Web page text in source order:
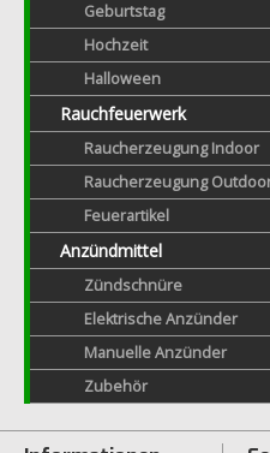
Geburtstag
Hochzeit
Halloween
Rauchfeuerwerk
Raucherzeugung Indoor
Raucherzeugung
Feuerartikel
Anzündmittel
Zündschnüre
Elektrische Anzünder
Manuelle Anzünder
Zubehör